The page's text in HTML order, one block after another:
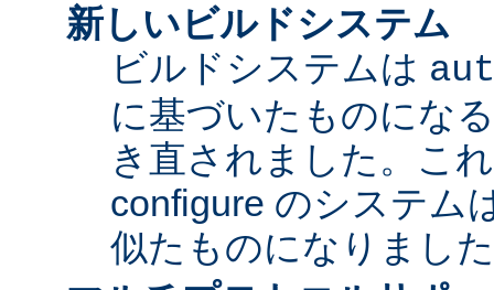
新しいビルドシステム
ビルドシステムは
に基づいたものにな
き直されました。こ
configure のシステム
似たものになりまし